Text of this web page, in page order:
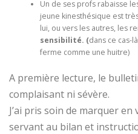
Un de ses profs rabaisse
jeune kinesthésique est
lui, ou vers les autres, les
sensibilité. (dans ce cas-
ferme comme une huitre)
A première lecture, le
complaisant ni sévère.
J’ai pris soin de marquer
servant au bilan et